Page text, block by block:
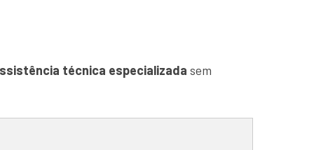
técnica especializada sem